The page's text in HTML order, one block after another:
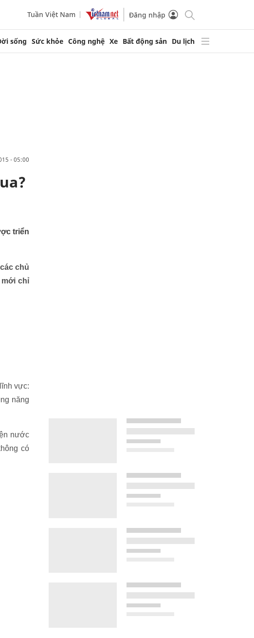
Tuần Việt Nam Đăng nhập
sống Sức khỏe Công nghệ Xe Bất động sản Du lịch
- 05:00
triển
chủ
mới chỉ
vực:
năng
nước
có